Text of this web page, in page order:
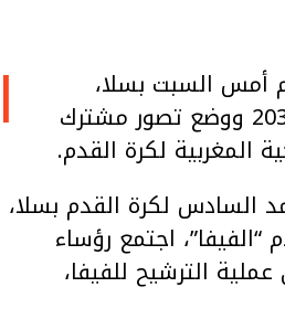
ا أمس السبت بسلا،
للتوقيع الرسمي على خطاب النوايا لاستضافة نهائيات كأس العالم 2030 ووضع تصور مشترك
المغربية لكرة القدم.
السادس لكرة القدم بسلا،
اجتمع رؤساء
الترشيح للفيفا،